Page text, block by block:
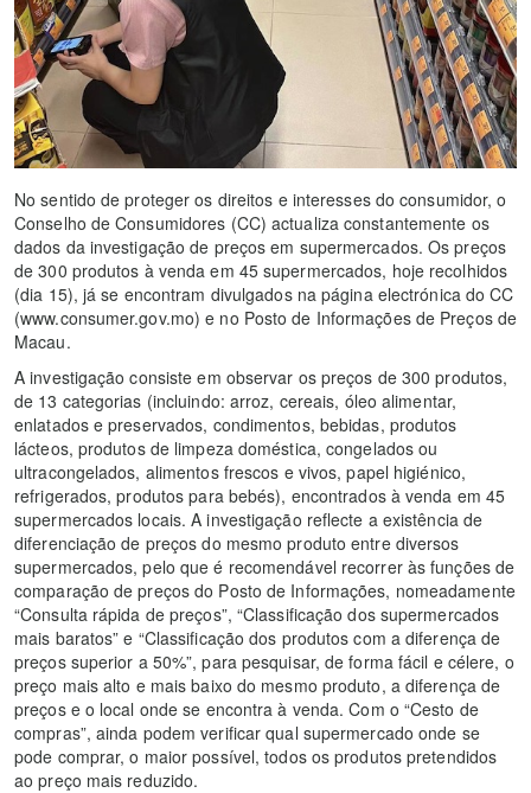
No sentido de proteger os direitos e interesses do consumidor, o
Conselho de Consumidores (CC) actualiza constantemente os
dados da investigação de preços em supermercados. Os preços
de 300 produtos à venda em 45 supermercados, hoje recolhidos
(dia 15), já se encontram divulgados na página electrónica do CC
(www.consumer.gov.mo) e no Posto de Informações de Preços de
Macau.
A investigação consiste em observar os preços de 300 produtos,
de 13 categorias (incluindo: arroz, cereais, óleo alimentar,
enlatados e preservados, condimentos, bebidas, produtos
lácteos, produtos de limpeza doméstica, congelados ou
ultracongelados, alimentos frescos e vivos, papel higiénico,
refrigerados, produtos para bebés), encontrados à venda em 45
supermercados locais. A investigação reflecte a existência de
diferenciação de preços do mesmo produto entre diversos
supermercados, pelo que é recomendável recorrer às funções de
comparação de preços do Posto de Informações, nomeadamente
“Consulta rápida de preços”, “Classificação dos supermercados
mais baratos” e “Classificação dos produtos com a diferença de
preços superior a 50%”, para pesquisar, de forma fácil e célere, o
preço mais alto e mais baixo do mesmo produto, a diferença de
preços e o local onde se encontra à venda. Com o “Cesto de
compras”, ainda podem verificar qual supermercado onde se
pode comprar, o maior possível, todos os produtos pretendidos
ao preço mais reduzido.